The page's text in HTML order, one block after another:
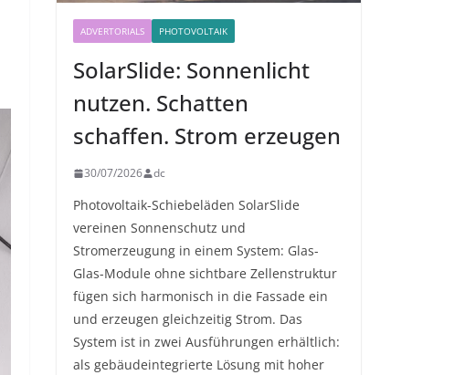
ADVERTORIALS PHOTOVOLTAIK
SolarSlide: Sonnenlicht
nutzen. Schatten
schaffen. Strom erzeugen
30/07/2026 dc
Photovoltaik-Schiebeläden SolarSlide
vereinen Sonnenschutz und
Stromerzeugung in einem System: Glas-
Glas-Module ohne sichtbare Zellenstruktur
fügen sich harmonisch in die Fassade ein
und erzeugen gleichzeitig Strom. Das
System ist in zwei Ausführungen erhältlich:
als gebäudeintegrierte Lösung mit hoher